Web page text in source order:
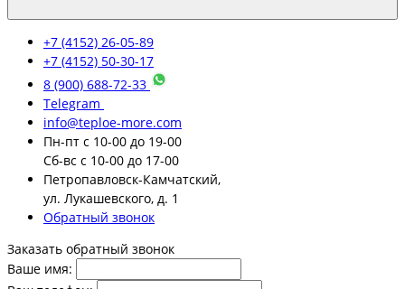
+7 (4152) 26-05-89
+7 (4152) 50-30-17
8 (900) 688-72-33
Telegram
info@teploe-more.com
Пн-пт с 10-00 до 19-00
Сб-вс с 10-00 до 17-00
Петропавловск-Камчатский,
ул. Лукашевского, д. 1
Обратный звонок
Заказать обратный звонок
Ваше имя: